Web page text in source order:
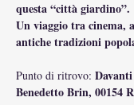
questa “città giardino”.
Un viaggio tra cinema,
antiche tradizioni
Punto di ritrovo:
Benedetto Brin, 00154